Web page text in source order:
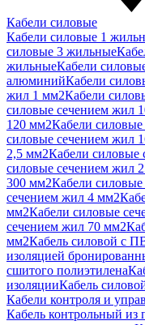
Кабели силовые
Кабели силовые 1
силовые 3 жильные
жильныеКабели
алюминийКабели
жил 1 мм2Кабели
силовые сечением жил
120 мм2Кабели
силовые сечением жил
2,5 мм2Кабели силовые
силовые сечением жил
300 мм2Кабели
сечением жил 4 мм2
мм2Кабели силовые
сечением жил 70 мм2
мм2Кабель силовой с
изоляцией
сшитого полиэтилена
изоляцииКабель
Кабели контроля и
Кабель контрольный